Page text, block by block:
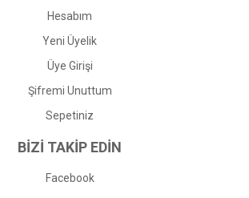
Hesabım
Yeni Üyelik
Üye Girişi
Şifremi Unuttum
Sepetiniz
BİZİ TAKİP EDİN
Facebook